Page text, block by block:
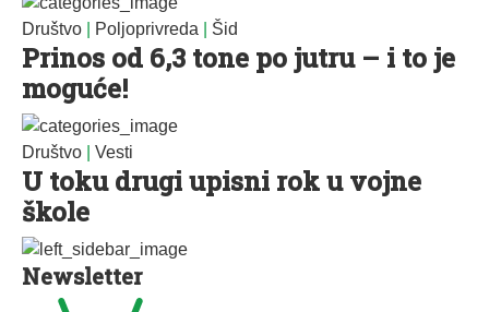
Društvo Poljoprivreda Šid
Prinos od 6,3 tone po jutru – i to je
moguće!
Društvo Vesti
U toku drugi upisni rok u vojne
škole
Newsletter